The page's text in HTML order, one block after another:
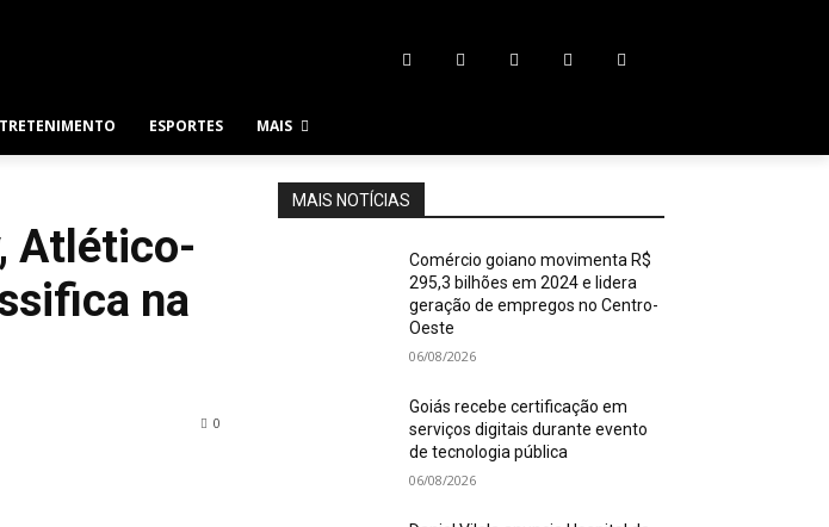
ESPORTES MAIS
Atlético-
na
0
MAIS NOTÍCIAS
Comércio goiano movimenta R$
295,3 bilhões em 2024 e lidera
geração de empregos no Centro-
Oeste
06/08/2026
Goiás recebe certificação em
serviços digitais durante evento
de tecnologia pública
06/08/2026